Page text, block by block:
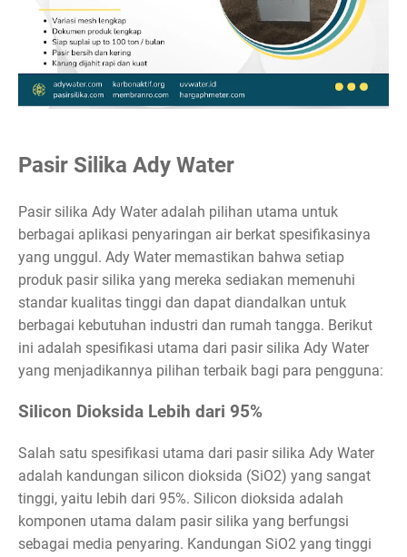
Pasir Silika Ady Water
Pasir silika Ady Water adalah pilihan utama untuk
berbagai aplikasi penyaringan air berkat spesifikasinya
yang unggul. Ady Water memastikan bahwa setiap
produk pasir silika yang mereka sediakan memenuhi
standar kualitas tinggi dan dapat diandalkan untuk
berbagai kebutuhan industri dan rumah tangga. Berikut
ini adalah spesifikasi utama dari pasir silika Ady Water
yang menjadikannya pilihan terbaik bagi para pengguna:
Silicon Dioksida Lebih dari 95%
Salah satu spesifikasi utama dari pasir silika Ady Water
adalah kandungan silicon dioksida (SiO2) yang sangat
tinggi, yaitu lebih dari 95%. Silicon dioksida adalah
komponen utama dalam pasir silika yang berfungsi
sebagai media penyaring. Kandungan SiO2 yang tinggi